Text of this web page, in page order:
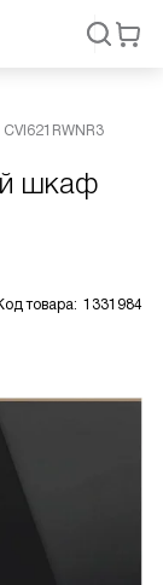
шкаф
товара: 1331984